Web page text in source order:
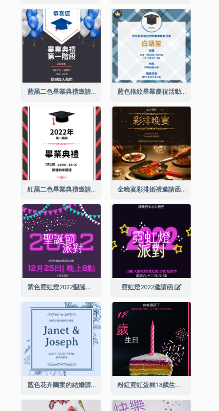
藍黑二色畢業典禮邀請函 藍色格紋畢業慶祝活動邀請函
紅黑二色畢業典禮邀請函 金晚宴彩排婚禮邀請函
紫色霓虹燈2022聖誕晚會邀請函 霓虹燈2022邀請函
藍色花卉圖案的結婚請柬 粉紅霓虹蛋糕18歲生日請柬